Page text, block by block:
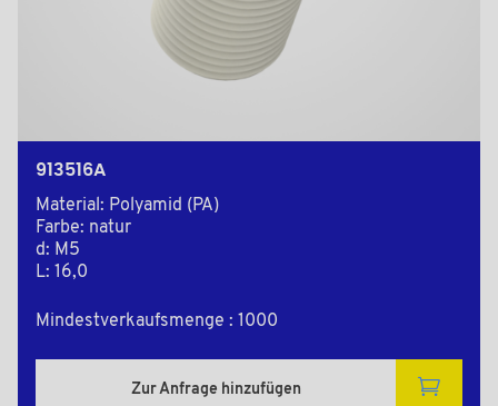
913516A
Material: Polyamid (PA)
Farbe: natur
d: M5
L: 16,0
Mindestverkaufsmenge : 1000
Zur Anfrage hinzufügen